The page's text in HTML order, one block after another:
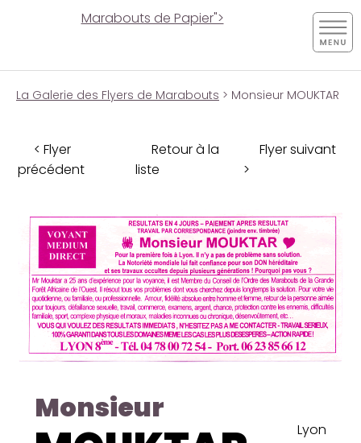
Marabouts de Papier">
La Galerie des Flyers de Marabouts > Monsieur MOUKTAR
< Flyer
précédent
Retour à la
liste
Flyer suivant
>
Monsieur
Lyon